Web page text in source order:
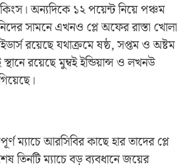
কিংস। অন্যদিকে ১২ পয়েন্ট নিয়ে পঞ্চম
সামনে এখনও প্লে অফের রাস্তা খোলা
রয়েছে যথাক্রমে ষষ্ঠ, সপ্তম ও অষ্টম
রয়েছে মুম্বই ইন্ডিয়ান্স ও লখনউ
ম্যাচে আরসিবির কাছে হার তাদের প্লে
তিনটি ম্যাচে বড় ব্যবধানে জয়ের